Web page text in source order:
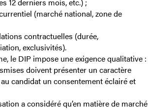
(marché national, zone de
contractuelles (durée,
exclusivités).
le DIP impose une exigence qualitative :
doivent présenter un caractère
candidat un consentement éclairé et
a considéré qu’en matière de marché